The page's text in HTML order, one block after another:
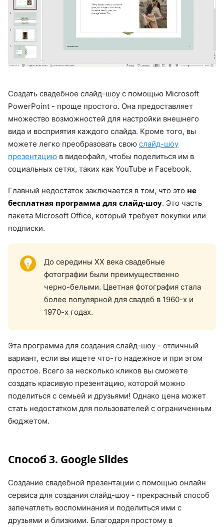
Создать свадебное слайд-шоу с помощью Microsoft
PowerPoint - проще простого. Она предоставляет
множество возможностей для настройки внешнего
вида и восприятия каждого слайда. Кроме того, вы
можете легко преобразовать свою слайд-шоу
презентацию в видеофайл, чтобы поделиться им в
социальных сетях, таких как YouTube и Facebook.
Главный недостаток заключается в том, что это не
бесплатная программа для слайд-шоу. Это часть
пакета Microsoft Office, который требует покупки или
подписки.
До середины XX века свадебные
фотографии были преимущественно
черно-белыми. Цветная фотография стала
более популярной для свадеб в 1960-х и
1970-х годах.
Эта программа для создания слайд-шоу - отличный
вариант, если вы ищете что-то надежное и при этом
простое. Всего за несколько кликов вы сможете
создать красивую презентацию, которой можно
поделиться с семьей и друзьями! Однако цена может
стать недостатком для пользователей с ограниченным
бюджетом.
Способ 3. Google Slides
Создание свадебной презентации с помощью онлайн
сервиса для создания слайд-шоу - прекрасный способ
запечатлеть воспоминания и поделиться ими с
друзьями и близкими. Благодаря простому в